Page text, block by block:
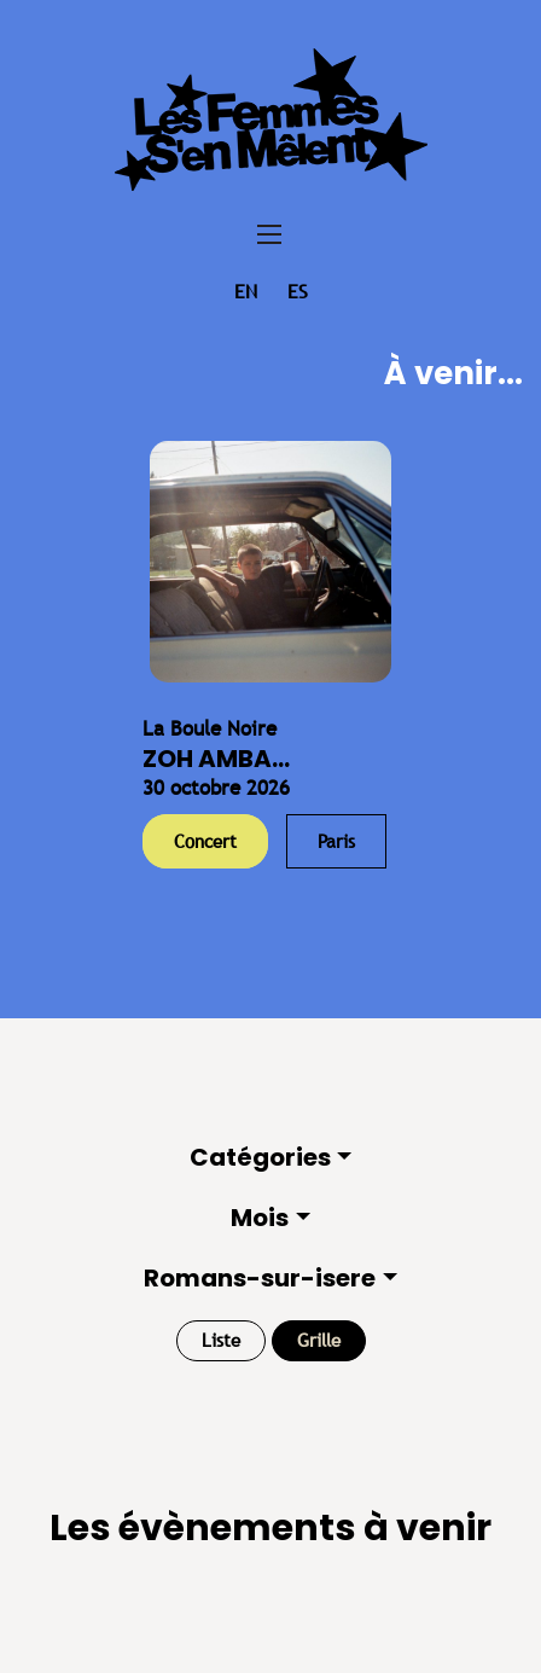
EN ES
À venir...
La Boule Noire
ZOH AMBA...
30 octobre 2026
Concert Paris
Catégories
Mois
Romans-sur-isere
Liste Grille
Les évènements à venir